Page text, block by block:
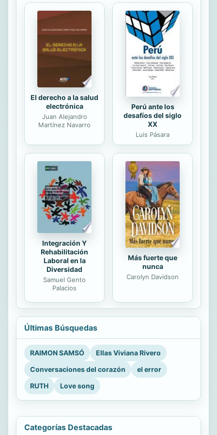
El derecho a la salud
electrónica
Juan Alejandro
Martínez Navarro
Perú ante los
desafíos del siglo
XX
Luis Pásara
Integración Y
Rehabilitación
Laboral en la
Diversidad
Samuel Gento
Palacios
Más fuerte que
nunca
Carolyn Davidson
Últimas Búsquedas
RAIMON SAMSÓ
Ellas Viviana Rivero
Conversaciones del corazón
el error
RUTH
Love song
Categorías Destacadas